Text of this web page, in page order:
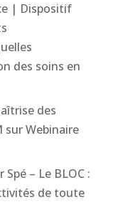
| Dispositif
des soins en
des
surWebinaire
Spé – Le BLOC :
de toute